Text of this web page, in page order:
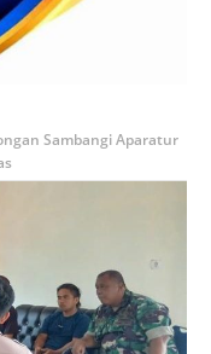
Sambangi Aparatur